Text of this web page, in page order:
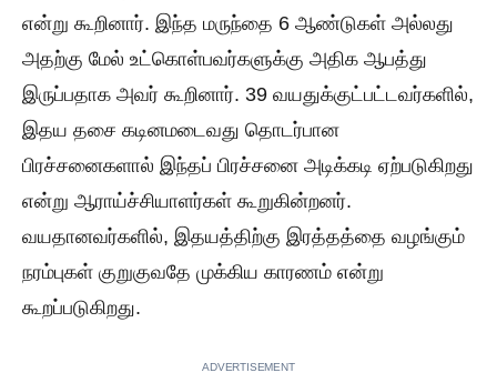
என்று கூறினார். இந்த மருந்தை 6 ஆண்டுகள் அல்லது
அதற்கு மேல் உட்கொள்பவர்களுக்கு அதிக ஆபத்து
இருப்பதாக அவர் கூறினார். 39 வயதுக்குட்பட்டவர்களில்,
இதய தசை கடினமடைவது தொடர்பான
பிரச்சனைகளால் இந்தப் பிரச்சனை அடிக்கடி ஏற்படுகிறது
என்று ஆராய்ச்சியாளர்கள் கூறுகின்றனர்.
வயதானவர்களில், இதயத்திற்கு இரத்தத்தை வழங்கும்
நரம்புகள் குறுகுவதே முக்கிய காரணம் என்று
கூறப்படுகிறது.
ADVERTISEMENT